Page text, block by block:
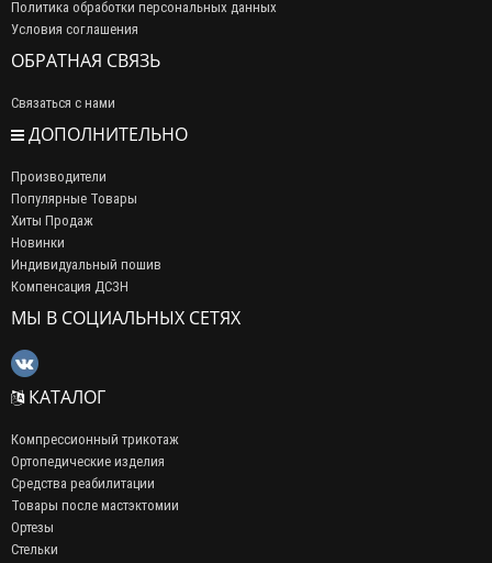
Политика обработки персональных данных
Условия соглашения
ОБРАТНАЯ СВЯЗЬ
Связаться с нами
ДОПОЛНИТЕЛЬНО
Производители
Популярные Товары
Хиты Продаж
Новинки
Индивидуальный пошив
Компенсация ДСЗН
МЫ В СОЦИАЛЬНЫХ СЕТЯХ
КАТАЛОГ
Компрессионный трикотаж
Ортопедические изделия
Средства реабилитации
Товары после мастэктомии
Ортезы
Стельки